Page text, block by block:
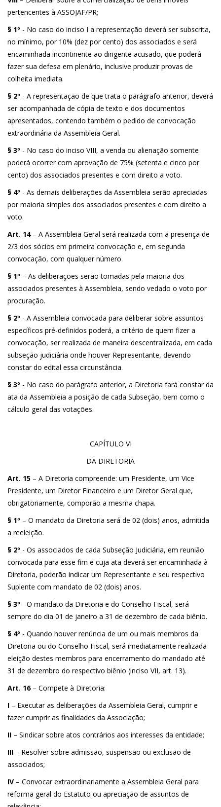
pertencentes à ASSOJAF/PR;
§ 1º - No caso do inciso I a representação deverá ser subscrita,
no mínimo, por 10% (dez por cento) dos associados e será
encaminhada incontinente ao dirigente acusado, que poderá
fazer sua defesa em plenário, inclusive produzir provas de
colheita imediata.
§ 2º - A representação de que trata o parágrafo anterior, deverá
ser acompanhada de cópia de texto e dos documentos
apresentados, contendo também o pedido de convocação
extraordinária da Assembleia Geral.
§ 3º - No caso do inciso VIII, a venda ou alienação somente
poderá ocorrer com aprovação de 75% (setenta e cinco por
cento) dos associados presentes e com direito a voto.
§ 4º - As demais deliberações da Assembleia serão apreciadas
por maioria simples dos associados presentes e com direito a
voto.
Art. 14– A Assembleia Geral será realizada com a presença de
2/3 dos sócios em primeira convocação e, em segunda
convocação, com qualquer número.
§ 1º – As deliberações serão tomadas pela maioria dos
associados presentes à Assembleia, sendo vedado o voto por
procuração.
§ 2º - A Assembleia convocada para deliberar sobre assuntos
específicos pré-definidos poderá, a critério de quem fizer a
convocação, ser realizada de maneira descentralizada, em cada
subseção judiciária onde houver Representante, devendo
constar do edital essa circunstância.
§ 3º - No caso do parágrafo anterior, a Diretoria fará constar da
ata da Assembleia a posição de cada Subseção, bem como o
cálculo geral das votações.
CAPÍTULO VI
DA DIRETORIA
Art. 15 – A Diretoria compreende: um Presidente, um Vice
Presidente, um Diretor Financeiro e um Diretor Geral que,
obrigatoriamente, comporão a mesma chapa.
§ 1º – O mandato da Diretoria será de 02 (dois) anos, admitida
a reeleição.
§ 2º - Os associados de cada Subseção Judiciária, em reunião
convocada para esse fim e cuja ata deverá ser encaminhada à
Diretoria, poderão indicar um Representante e seu respectivo
Suplente com mandato de 02 (dois) anos.
§ 3º - O mandato da Diretoria e do Conselho Fiscal, será
sempre do dia 01 de janeiro a 31 de dezembro de cada biênio.
§ 4º - Quando houver renúncia de um ou mais membros da
Diretoria ou do Conselho Fiscal, será imediatamente realizada
eleição destes membros para encerramento do mandado até
31 de dezembro do respectivo biênio (inciso VII, art. 13).
Art. 16– Compete à Diretoria:
I – Executar as deliberações da Assembleia Geral, cumprir e
fazer cumprir as finalidades da Associação;
II – Sindicar sobre atos contrários aos interesses da entidade;
III – Resolver sobre admissão, suspensão ou exclusão de
associados;
IV – Convocar extraordinariamente a Assembleia Geral para
reforma geral do Estatuto ou apreciação de assuntos de